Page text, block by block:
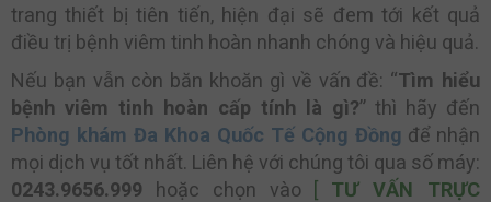
trang thiết bị tiên tiến, hiện đại sẽ đem tới kết quả
điều trị bệnh viêm tinh hoàn nhanh chóng và hiệu quả.
Nếu bạn vẫn còn băn khoăn gì về vấn đề: “Tìm hiểu
bệnh viêm tinh hoàn cấp tính là gì?” thì hãy đến
Phòng khám Đa Khoa Quốc Tế Cộng Đồng để nhận
mọi dịch vụ tốt nhất. Liên hệ với chúng tôi qua số máy:
0243.9656.999 hoặc chọn vào [ TƯ VẤN TRỰC